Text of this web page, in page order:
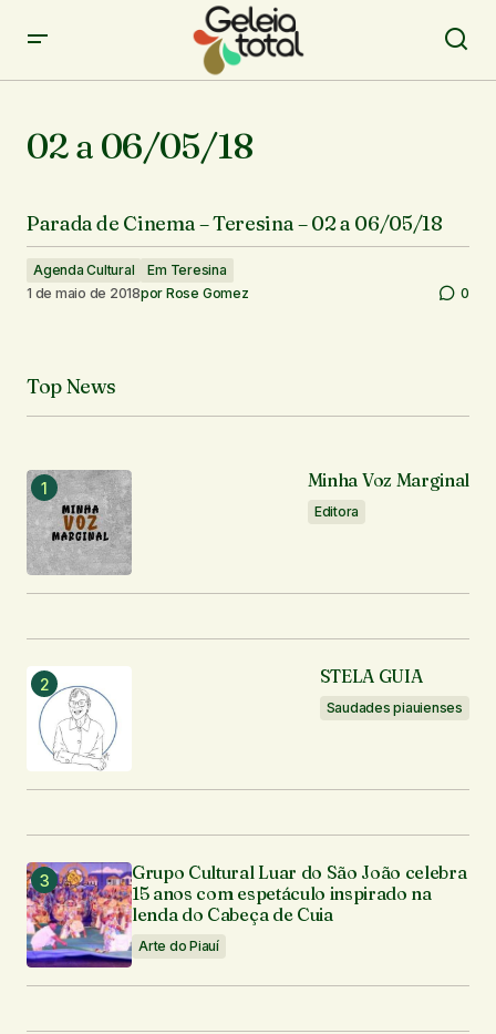
02 a 06/05/18
Parada de Cinema – Teresina – 02 a 06/05/18
Agenda Cultural
Em Teresina
1 de maio de 2018por Rose Gomez 0
Top News
Minha Voz Marginal
Editora
STELA GUIA
Saudades piauienses
Grupo Cultural Luar do São João celebra
15 anos com espetáculo inspirado na
lenda do Cabeça de Cuia
Arte do Piauí